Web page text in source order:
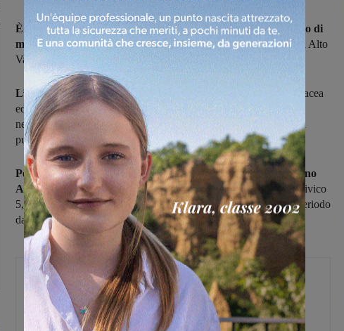
È in programma fra il 31 agosto e il 4 settembre, un intervento di
manutenzioneordinaria di competenza del Consorzio di bonifica Alto
Valdarno sul Fosso della Granchia a Figline e Incisa.
L’intervento prevede lo sfalcio e il taglio della vegetazione
erbacea
ed arbustiva e l’abbattimento di alberature ad alto fusto presenti
nell'alveo e nelle pertinenze idrauliche del Fosso lungo la viabilità
pubblica.
Per questo, sarà istituito il divieto di transito in via San Martino
Altoregginel tratto compreso tra il numero civico 4 e il numero civico
5, dalle 9 alle 12 e dalle 14 alle 17 di ogni giorno compreso nel periodo
dal 31 agosto al 4 settembre.
Glenda Venturini
Capo redattore